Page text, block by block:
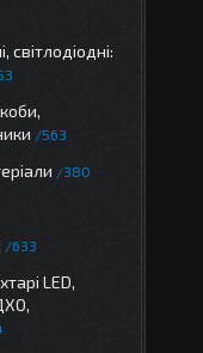
світлодіодні:
563
380
633
LED,